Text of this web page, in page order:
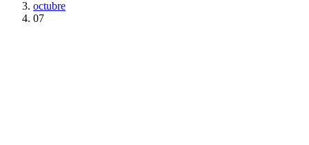
octubre
07